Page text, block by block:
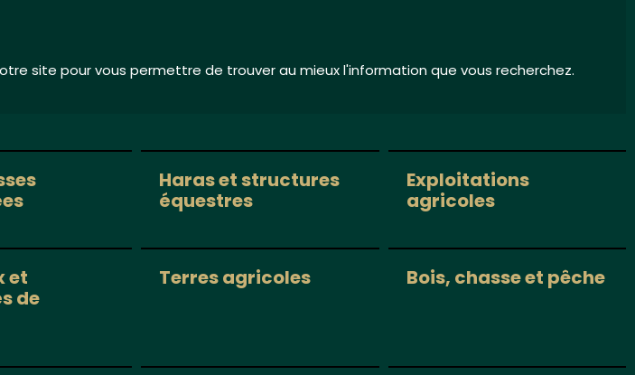
site pour vous permettre de trouver au mieux l'information que vous recherchez.
Haras et structures
équestres
Exploitations
agricoles
et
de
Terres agricoles Bois, chasse et pêche